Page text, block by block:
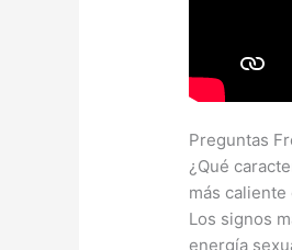
Preguntas
¿Qué
más caliente
Los signos
energía